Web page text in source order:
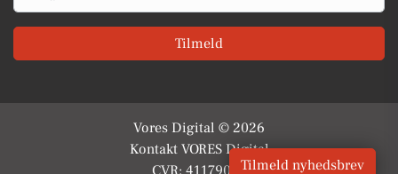
Tilmeld
Vores Digital © 2026
Kontakt VORES Digital
CVR: 41179082Tilmeld nyhedsbrev